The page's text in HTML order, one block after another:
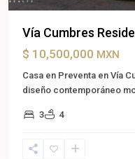
Vía Cumbres
$ 10,500,000 MXN
Casa en Preventa en Vía
diseño contemporáneo
3 4
Benito